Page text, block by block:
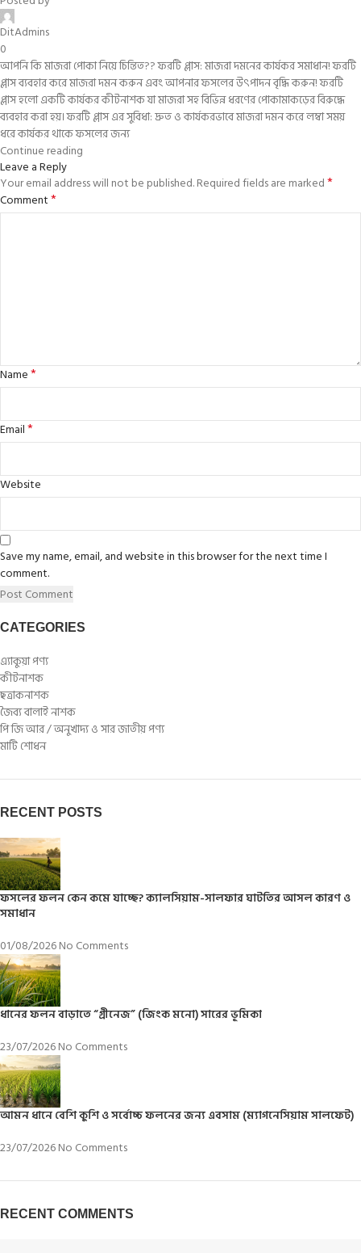
DitAdmins
0
আপনি কি মাজরা পোকা নিয়ে চিন্তিত?? ফরটি প্লাস: মাজরা দমনের কার্যকর সমাধান! ফরটি
প্লাস ব্যবহার করে মাজরা দমন করুন এবং আপনার ফসলের উৎপাদন বৃদ্ধি করুন! ফরটি
প্লাস হলো একটি কার্যকর কীটনাশক যা মাজরা সহ বিভিন্ন ধরণের পোকামাকড়ের বিরুদ্ধে
ব্যবহার করা হয়। ফরটি প্লাস এর সুবিধা: দ্রুত ও কার্যকরভাবে মাজরা দমন করে লম্বা সময়
ধরে কার্যকর থাকে ফসলের জন্য
Continue reading
Leave a Reply
Your email address will not be published.Required fields are marked*
Comment*
Name*
Email*
Website
Save my name, email, and website in this browser for the next time I
comment.
CATEGORIES
এ্যাকুয়া পণ্য
কীটনাশক
ছত্রাকনাশক
জৈব্য বালাই নাশক
পি জি আর / অনুখাদ্য ও সার জাতীয় পণ্য
মাটি শোধন
RECENT POSTS
ফসলের ফলন কেন কমে যাচ্ছে? ক্যালসিয়াম-সালফার ঘাটতির আসল কারণ ও
সমাধান
01/08/2026No Comments
ধানের ফলন বাড়াতে “গ্রীনেজ” (জিংক মনো) সারের ভূমিকা
23/07/2026No Comments
আমন ধানে বেশি কুশি ও সর্বোচ্চ ফলনের জন্য এবসাম (ম্যাগনেসিয়াম সালফেট)
23/07/2026No Comments
RECENT COMMENTS